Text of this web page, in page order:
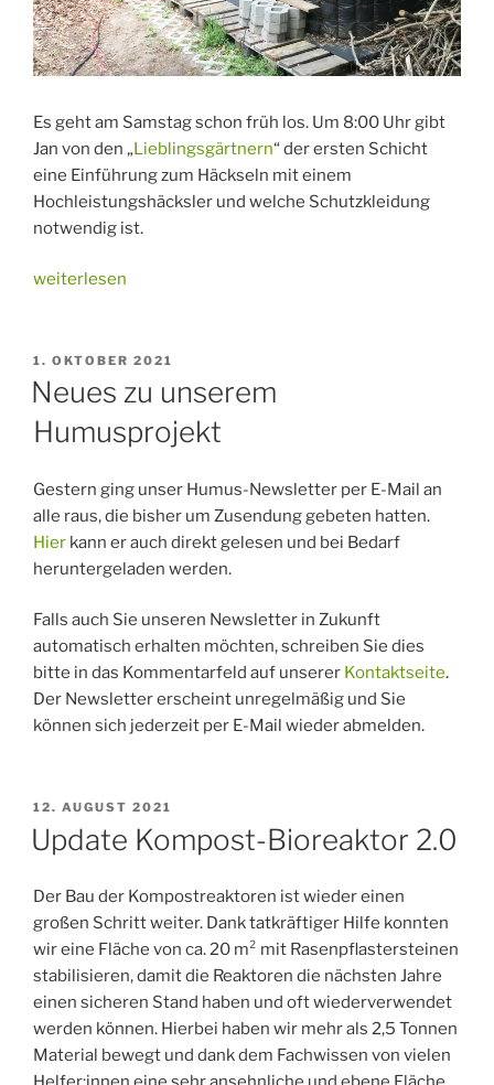
Es geht am Samstag schon früh los. Um 8:00 Uhr gibt
Jan von den „Lieblingsgärtnern“ der ersten Schicht
eine Einführung zum Häckseln mit einem
Hochleistungshäcksler und welche Schutzkleidung
notwendig ist.
„Häckseln
Bioreaktor“
weiterlesen
VERÖFFENTLICHT
AM
1. OKTOBER 2021
Neues zu unserem
Humusprojekt
Gestern ging unser Humus-Newsletter per E-Mail an
alle raus, die bisher um Zusendung gebeten hatten.
Hier kann er auch direkt gelesen und bei Bedarf
heruntergeladen werden.
Falls auch Sie unseren Newsletter in Zukunft
automatisch erhalten möchten, schreiben Sie dies
bitte in das Kommentarfeld auf unserer Kontaktseite.
Der Newsletter erscheint unregelmäßig und Sie
können sich jederzeit per E-Mail wieder abmelden.
VERÖFFENTLICHT
AM
12. AUGUST 2021
Update Kompost-Bioreaktor 2.0
Der Bau der Kompostreaktoren ist wieder einen
großen Schritt weiter. Dank tatkräftiger Hilfe konnten
wir eine Fläche von ca. 20 m² mit Rasenpflastersteinen
stabilisieren, damit die Reaktoren die nächsten Jahre
einen sicheren Stand haben und oft wiederverwendet
werden können. Hierbei haben wir mehr als 2,5 Tonnen
Material bewegt und dank dem Fachwissen von vielen